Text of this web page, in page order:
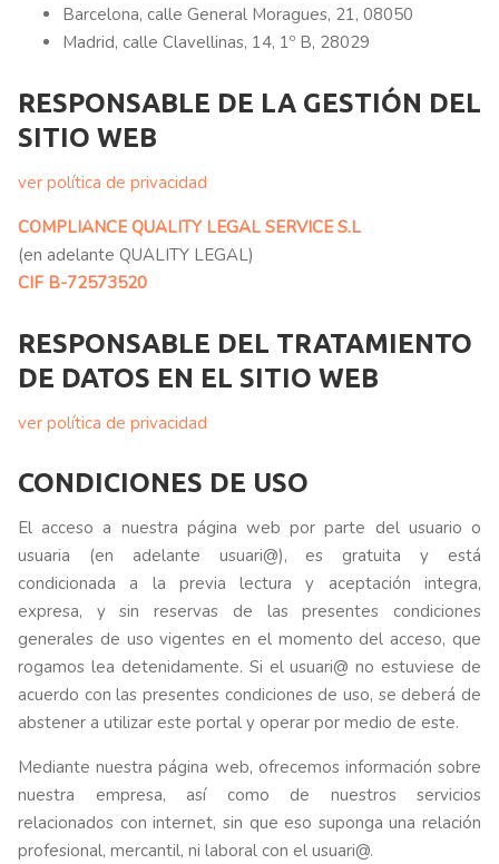
Barcelona, calle General Moragues, 21, 08050
Madrid, calle Clavellinas, 14, 1º B, 28029
RESPONSABLE DE LA GESTIÓN DEL
SITIO WEB
ver política de privacidad
COMPLIANCE QUALITY LEGAL SERVICE S.L
(en adelante QUALITY LEGAL)
CIF B-72573520
RESPONSABLE DEL TRATAMIENTO
DE DATOS EN EL SITIO WEB
ver política de privacidad
CONDICIONES DE USO
El acceso a nuestra página web por parte del usuario o
usuaria (en adelante usuari@), es gratuita y está
condicionada a la previa lectura y aceptación integra,
expresa, y sin reservas de las presentes condiciones
generales de uso vigentes en el momento del acceso, que
rogamos lea detenidamente. Si el usuari@ no estuviese de
acuerdo con las presentes condiciones de uso, se deberá de
abstener a utilizar este portal y operar por medio de este.
Mediante nuestra página web, ofrecemos información sobre
nuestra empresa, así como de nuestros servicios
relacionados con internet, sin que eso suponga una relación
profesional, mercantil, ni laboral con el usuari@.